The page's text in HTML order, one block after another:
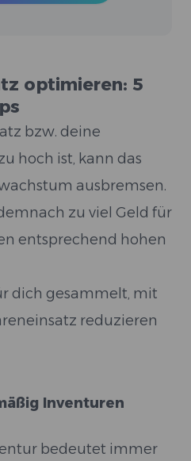
optimieren: 5
bzw. deine
hoch ist, kann das
ausbremsen.
zu viel Geld für
entsprechend hohen
dich gesammelt, mit
reduzieren
Inventuren
bedeutet immer